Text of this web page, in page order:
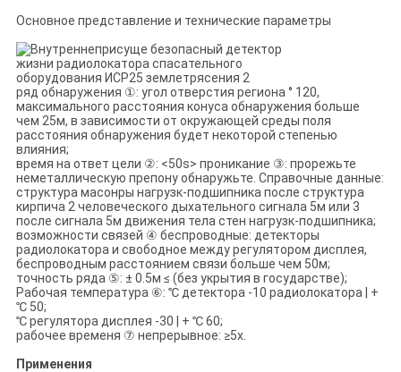
Основное представление и технические параметры
ряд обнаружения ①: угол отверстия региона ° 120,
максимального расстояния конуса обнаружения больше
чем 25м, в зависимости от окружающей среды поля
расстояния обнаружения будет некоторой степенью
влияния;
время на ответ цели ②: <50s> проникание ③: прорежьте
неметаллическую препону обнаружьте. Справочные данные:
структура масонры нагрузк-подшипника после структура
кирпича 2 человеческого дыхательного сигнала 5м или 3
после сигнала 5м движения тела стен нагрузк-подшипника;
возможности связей ④ беспроводные: детекторы
радиолокатора и свободное между регулятором дисплея,
беспроводным расстоянием связи больше чем 50м;
точность ряда ⑤: ± 0.5м ≤ (без укрытия в государстве);
Рабочая температура ⑥: ℃ детектора -10 радиолокатора | +
℃ 50;
℃ регулятора дисплея -30 | + ℃ 60;
рабочее временя ⑦ непрерывное: ≥5х.
Применения